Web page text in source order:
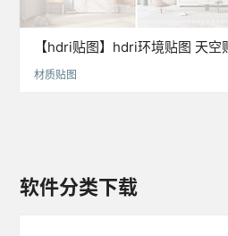
【hdri贴图】hdri环境贴图 天空
3dmax灯光渲染3D模型光源预设
材质贴图
软件分类下载